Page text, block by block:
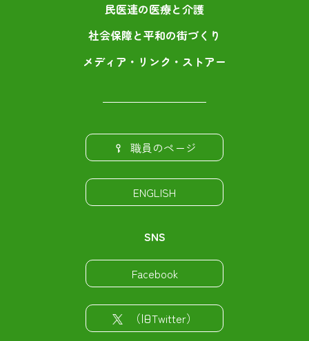
民医連の医療と介護
社会保障と平和の街づくり
メディア・リンク・ストアー
職員のページ
ENGLISH
SNS
Facebook
（旧Twitter）